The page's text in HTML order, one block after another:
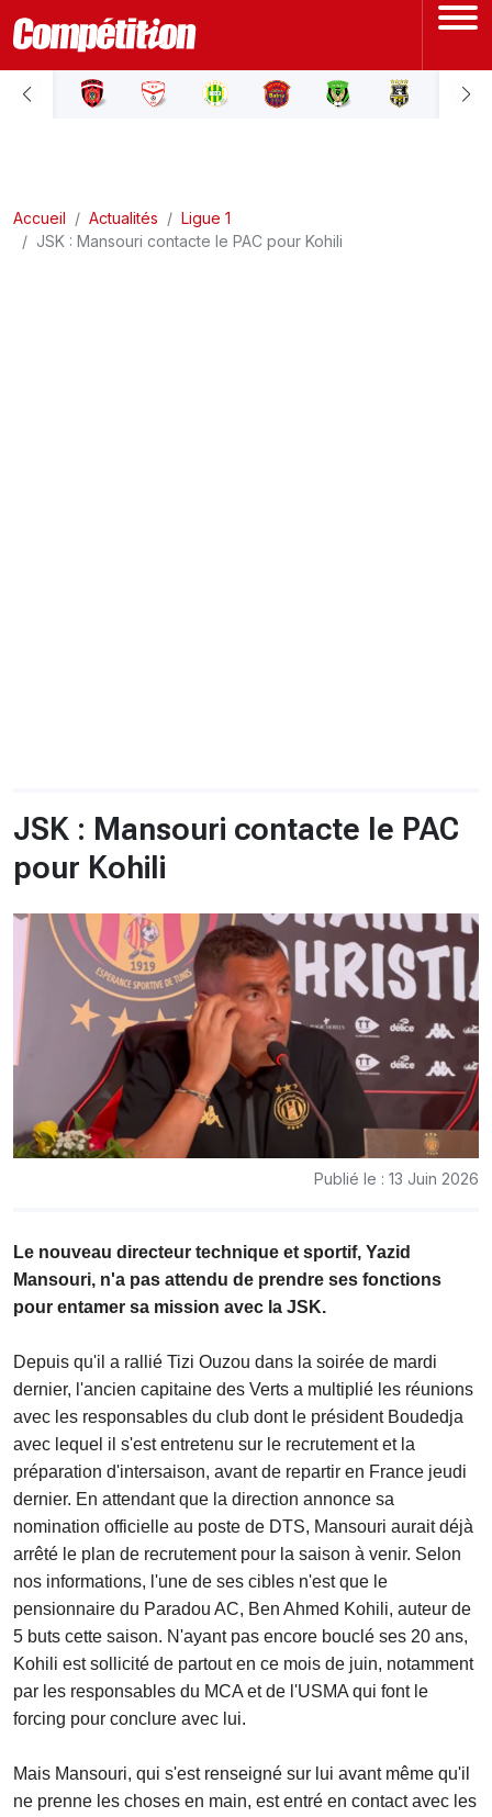
ACCUEIL
LIGUE 2
Accueil Actualités
Ligue 1
JSK : Mansouri contacte le PAC pour Kohili
JSK : Mansouri contacte le PAC
pour Kohili
Publié le : 13 Juin 2026
Le nouveau directeur technique et sportif, Yazid
Mansouri, n'a pas attendu de prendre ses fonctions
pour entamer sa mission avec la JSK.
Depuis qu'il a rallié Tizi Ouzou dans la soirée de mardi
dernier, l'ancien capitaine des Verts a multiplié les réunions
avec les responsables du club dont le président Boudedja
avec lequel il s'est entretenu sur le recrutement et la
préparation d'intersaison, avant de repartir en France jeudi
dernier. En attendant que la direction annonce sa
nomination officielle au poste de DTS, Mansouri aurait déjà
arrêté le plan de recrutement pour la saison à venir. Selon
nos informations, l'une de ses cibles n'est que le
pensionnaire du Paradou AC, Ben Ahmed Kohili, auteur de
5 buts cette saison. N'ayant pas encore bouclé ses 20 ans,
Kohili est sollicité de partout en ce mois de juin, notamment
par les responsables du MCA et de l'USMA qui font le
forcing pour conclure avec lui.
Mais Mansouri, qui s'est renseigné sur lui avant même qu'il
ne prenne les choses en main, est entré en contact avec les